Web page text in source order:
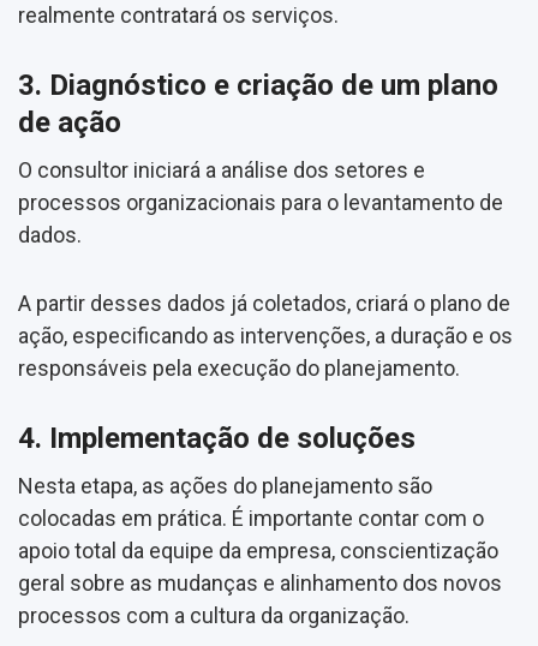
realmente contratará os serviços.
3. Diagnóstico e criação de um plano
de ação
O consultor iniciará a análise dos setores e
processos organizacionais para o levantamento de
dados.
A partir desses dados já coletados, criará o plano de
ação, especificando as intervenções, a duração e os
responsáveis pela execução do planejamento.
4. Implementação de soluções
Nesta etapa, as ações do planejamento são
colocadas em prática. É importante contar com o
apoio total da equipe da empresa, conscientização
geral sobre as mudanças e alinhamento dos novos
processos com a cultura da organização.